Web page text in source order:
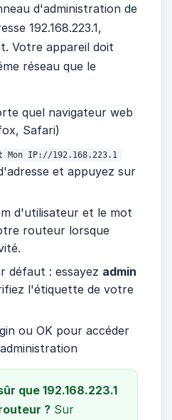
d'administration de
192.168.223.1,
Votre appareil doit
réseau que le
quel navigateur web
Safari)
Mon IP://192.168.223.1
et appuyez sur
d'utilisateur et le mot
routeur lorsque
défaut : essayez admin
l'étiquette de votre
ou OK pour accéder
que 192.168.223.1
? Sur